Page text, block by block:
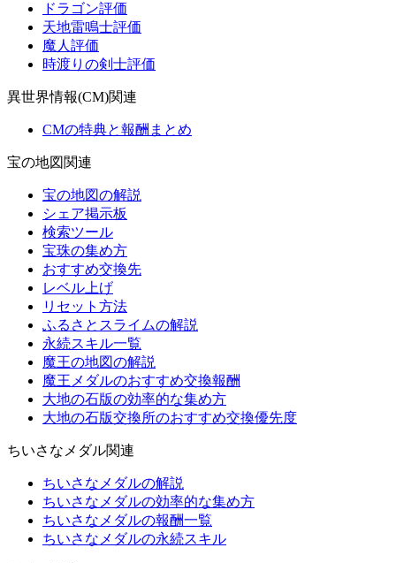
ドラゴン評価
天地雷鳴士評価
魔人評価
時渡りの剣士評価
異世界情報(CM)関連
CMの特典と報酬まとめ
宝の地図関連
宝の地図の解説
シェア掲示板
検索ツール
宝珠の集め方
おすすめ交換先
レベル上げ
リセット方法
ふるさとスライムの解説
永続スキル一覧
魔王の地図の解説
魔王メダルのおすすめ交換報酬
大地の石版の効率的な集め方
大地の石版交換所のおすすめ交換優先度
ちいさなメダル関連
ちいさなメダルの解説
ちいさなメダルの効率的な集め方
ちいさなメダルの報酬一覧
ちいさなメダルの永続スキル